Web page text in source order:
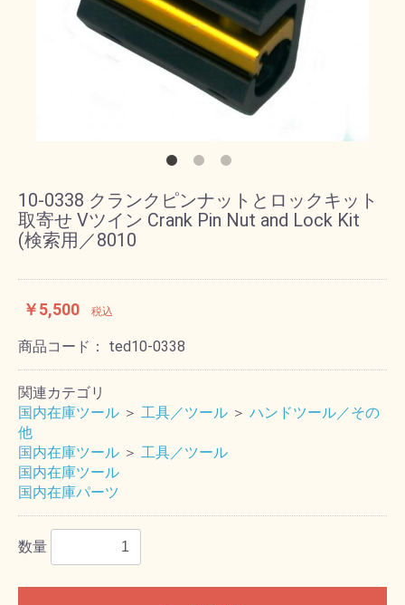
10-0338 クランクピンナットとロックキット
取寄せ Vツイン Crank Pin Nut and Lock Kit
(検索用／8010
￥5,500 税込
商品コード： ted10-0338
関連カテゴリ
国内在庫ツール ＞ 工具／ツール ＞ ハンドツール／その
他
国内在庫ツール ＞ 工具／ツール
国内在庫ツール
国内在庫パーツ
数量